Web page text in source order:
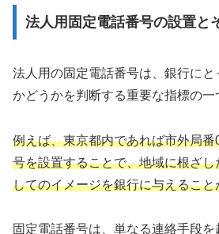
法人用固定電話番号の設置と
法人用の固定電話番号は、銀行に
かどうかを判断する重要な指標の一
例えば、東京都内であれば市外局
号を設置することで、地域に根ざ
してのイメージを銀行に与えるこ
固定電話番号は、単なる連絡手段